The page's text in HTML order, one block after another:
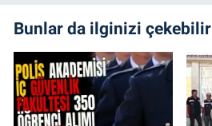
Bunlar da ilginizi çekebilir